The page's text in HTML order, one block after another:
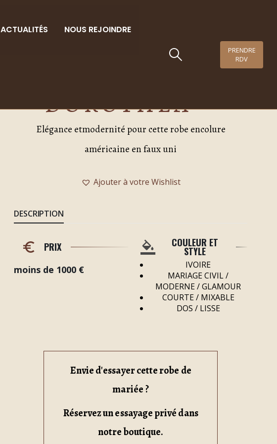
ACTUALITÉS NOUS REJOINDRE
PRENDRE
RDV
DOROTHEA
Elégance etmodernité pour cette robe encolure
américaine en faux uni
Ajouter à votre Wishlist
DESCRIPTION
PRIX
moins de 1000 €
COULEUR ET
STYLE
IVOIRE
MARIAGE CIVIL /
MODERNE / GLAMOUR
COURTE / MIXABLE
DOS / LISSE
Envie d'essayer cette robe de
mariée ?
Réservez un essayage privé dans
notre boutique.